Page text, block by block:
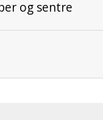
og sentre